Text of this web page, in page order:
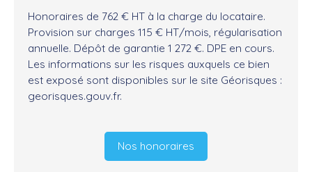
Honoraires de 762 € HT à la charge du locataire.
Provision sur charges 115 € HT/mois, régularisation
annuelle. Dépôt de garantie 1 272 €. DPE en cours.
Les informations sur les risques auxquels ce bien
est exposé sont disponibles sur le site Géorisques :
georisques.gouv.fr.
Nos honoraires